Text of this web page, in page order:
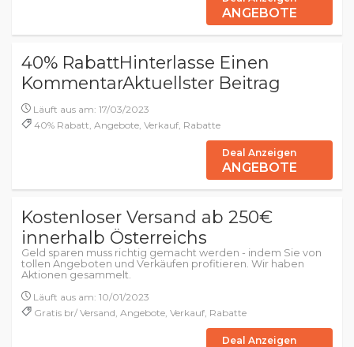
ANGEBOTE
40% RabattHinterlasse Einen
KommentarAktuellster Beitrag
Läuft aus am: 17/03/2023
40% Rabatt, Angebote, Verkauf, Rabatte
Deal Anzeigen
ANGEBOTE
Kostenloser Versand ab 250€
innerhalb Österreichs
Geld sparen muss richtig gemacht werden - indem Sie von
tollen Angeboten und Verkäufen profitieren. Wir haben
Aktionen gesammelt.
Läuft aus am: 10/01/2023
Gratis br/ Versand, Angebote, Verkauf, Rabatte
Deal Anzeigen